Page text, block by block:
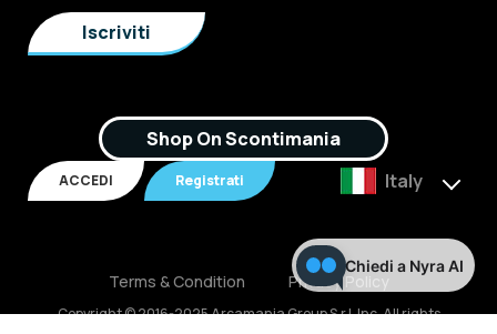
Chiedi a Nyra AI
Shop On Scontimania
ACCEDI Registrati Italy
Copyright © 2016-2025 Arcamania Group S.r.l, Inc. All rights
Terms & Condition Privacy Policy